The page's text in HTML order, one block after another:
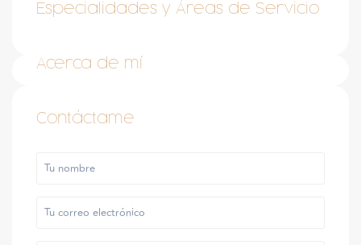
Especialidades y Áreas de Servicio
Acerca de mí
Contáctame